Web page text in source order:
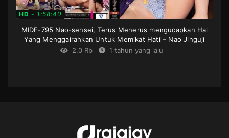
HD - 1:58:40
MIDE-795 Nao-sensei, Terus Menerus mengucapkan Hal
Yang Menggairahkan Untuk Memikat Hati – Nao Jinguji
2.0 Rb
1 tahun yang lalu